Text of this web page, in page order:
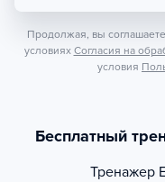
Продолжая, вы
условиях Согласия на
условия
Бесплатный
Тренажер